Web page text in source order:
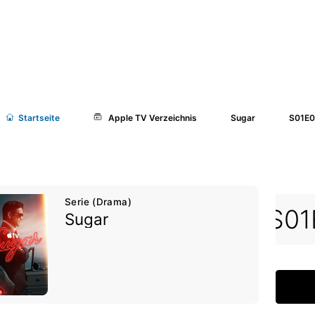
Startseite Apple TV Verzeichnis Sugar
Serie (Drama)
Sugar
S01E01